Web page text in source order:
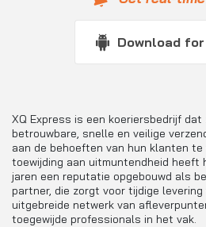
Download
XQ Express is een koeriersbedrijf
betrouwbare, snelle en veilige
aan de behoeften van hun klanten te
toewijding aan uitmuntendheid heeft
jaren een reputatie opgebouwd als
partner, die zorgt voor tijdige
uitgebreide netwerk van
toegewijde professionals in het vak.